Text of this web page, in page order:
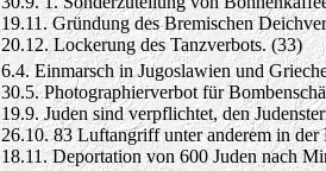
19.11. Gründung des Bremischen
20.12. Lockerung des Tanzverbots. (33)
6.4. Einmarsch in Jugoslawien und
30.5. Photographierverbot für
19.9. Juden sind verpflichtet, den
26.10. 83 Luftangriff unter anderem in der
18.11. Deportation von 600 Juden nach